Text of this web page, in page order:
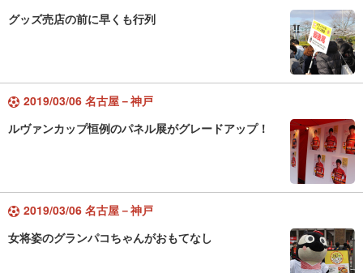
グッズ売店の前に早くも行列
2019/03/06 名古屋－神戸
ルヴァンカップ恒例のパネル展がグレードアップ！
2019/03/06 名古屋－神戸
女将姿のグランパコちゃんがおもてなし